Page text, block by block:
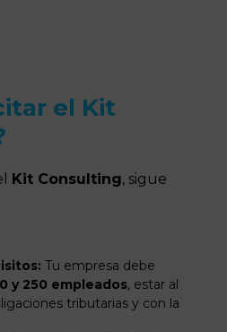
el Kit
Kit Consulting, sigue
Tu empresa debe
y 250 empleados, estar al
tributarias y con la